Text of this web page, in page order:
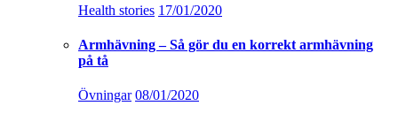
Health stories 17/01/2020
Armhävning – Så gör du en korrekt armhävning
på tå
Övningar 08/01/2020